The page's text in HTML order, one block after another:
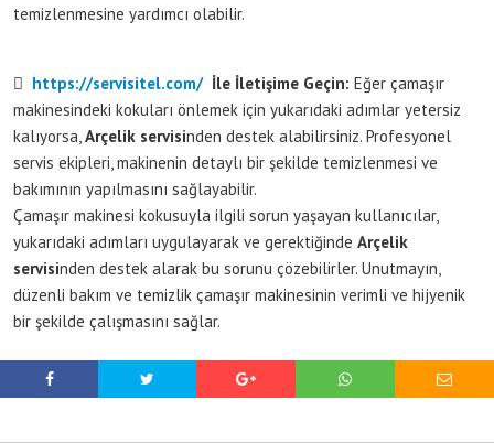
temizlenmesine yardımcı olabilir.
 https://servisitel.com/İle İletişime Geçin: Eğer çamaşır
makinesindeki kokuları önlemek için yukarıdaki adımlar yetersiz
kalıyorsa,Arçelik servisinden destek alabilirsiniz. Profesyonel
servis ekipleri, makinenin detaylı bir şekilde temizlenmesi ve
bakımının yapılmasını sağlayabilir.
Çamaşır makinesi kokusuyla ilgili sorun yaşayan kullanıcılar,
yukarıdaki adımları uygulayarak ve gerektiğinde Arçelik
servisinden destek alarak bu sorunu çözebilirler. Unutmayın,
düzenli bakım ve temizlik çamaşır makinesinin verimli ve hijyenik
bir şekilde çalışmasını sağlar.